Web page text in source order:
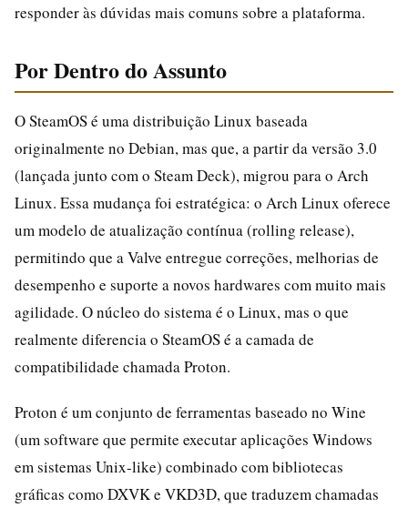
responder às dúvidas mais comuns sobre a plataforma.
Por Dentro do Assunto
O SteamOS é uma distribuição Linux baseada
originalmente no Debian, mas que, a partir da versão 3.0
(lançada junto com o Steam Deck), migrou para o Arch
Linux. Essa mudança foi estratégica: o Arch Linux oferece
um modelo de atualização contínua (rolling release),
permitindo que a Valve entregue correções, melhorias de
desempenho e suporte a novos hardwares com muito mais
agilidade. O núcleo do sistema é o Linux, mas o que
realmente diferencia o SteamOS é a camada de
compatibilidade chamada Proton.
Proton é um conjunto de ferramentas baseado no Wine
(um software que permite executar aplicações Windows
em sistemas Unix-like) combinado com bibliotecas
gráficas como DXVK e VKD3D, que traduzem chamadas